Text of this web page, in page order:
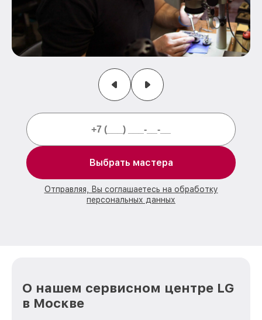
Выбрать мастера
Отправляя, Вы соглашаетесь на обработку
персональных данных
О нашем сервисном центре LG
в Москве